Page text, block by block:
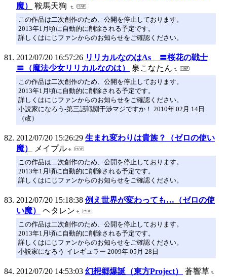
魔）
鞍馬天狗
この作品は二次創作のため、公開を停止しております。
2013年1月頃に自動的に削除される予定です。
詳しくはにじファンからのお知らせをご確認ください。
2012/07/20 16:57:26 リリカルなのはAs 〓桜花の戦士
〓（魔法少女リリカルなのは）
泉こなたん
この作品は二次創作のため、公開を停止しております。
2013年1月頃に自動的に削除される予定です。
詳しくはにじファンからのお知らせをご確認ください。
小説家になろう-第三話戦闘干渉マジですか！ 2010年 02月 14日
（改）
2012/07/20 15:26:29 生まれ変わりは貴族？（ゼロの使い
魔）
メイプル
この作品は二次創作のため、公開を停止しております。
2013年1月頃に自動的に削除される予定です。
詳しくはにじファンからのお知らせをご確認ください。
2012/07/20 15:18:38 例え世界が変わっても…（ゼロの使
い魔）
ヘタレン
この作品は二次創作のため、公開を停止しております。
2013年1月頃に自動的に削除される予定です。
詳しくはにじファンからのお知らせをご確認ください。
小説家になろう-イレギュラー 2009年 05月 28日
2012/07/20 14:53:03 幻想郷爆誕（東方Project） 蒼響草